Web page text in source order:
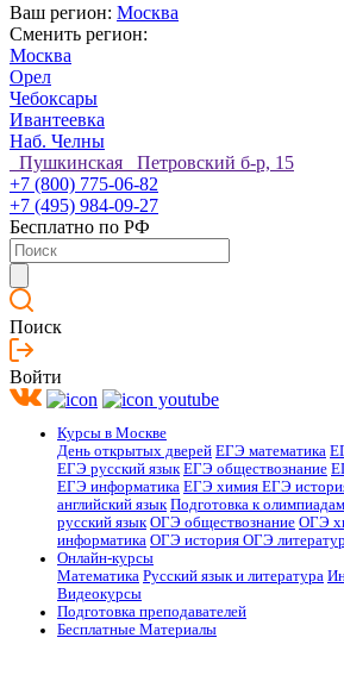
Ваш регион: Москва
Сменить регион:
Москва
Орел
Чебоксары
Ивантеевка
Наб. Челны
Пушкинская Петровский б-р, 15
+7 (800) 775-06-82
+7 (495) 984-09-27
Бесплатно по РФ
Поиск
Войти
Курсы в Москве
День открытых дверей ЕГЭ математика
ЕГЭ русский язык ЕГЭ обществознание
ЕГЭ информатика ЕГЭ химия ЕГЭ
английский язык Подготовка к олимпиадам
русский язык ОГЭ обществознание ОГЭ
информатика ОГЭ история ОГЭ
Онлайн-курсы
Математика Русский язык и литература
Видеокурсы
Подготовка преподавателей
Бесплатные Материалы